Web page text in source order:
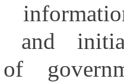
and
of